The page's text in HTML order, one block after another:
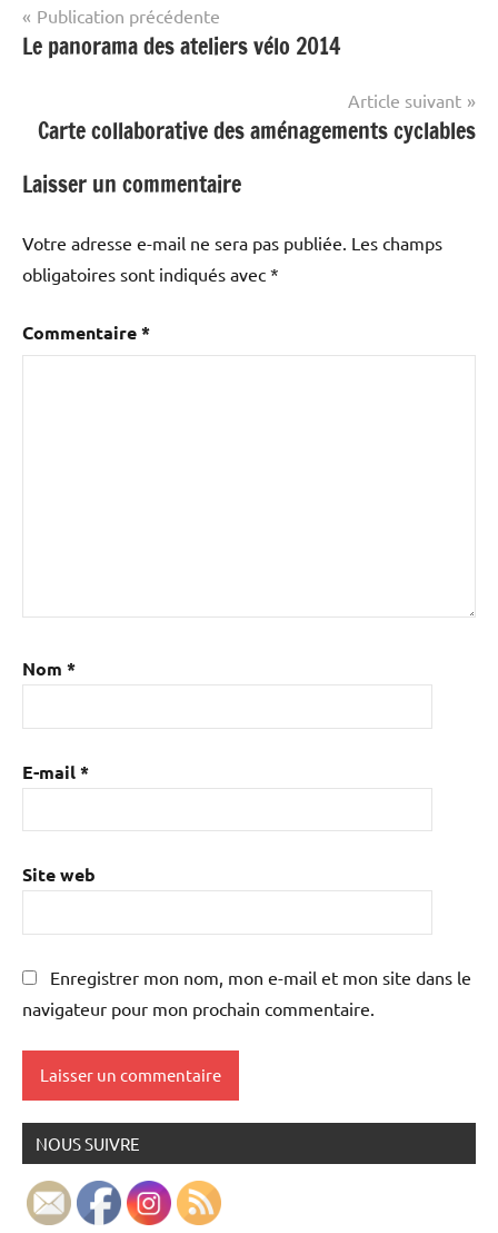
Navigation
de
Publication précédente
Le panorama des ateliers vélo 2014
Article suivant
Carte collaborative des aménagements cyclables
Laisser un commentaire
Votre adresse e-mail ne sera pas publiée. Les champs
obligatoires sont indiqués avec *
Commentaire*
Nom *
E-mail*
Site web
Enregistrer mon nom, mon e-mail et mon site dans le
navigateur pour mon prochain commentaire.
NOUS SUIVRE